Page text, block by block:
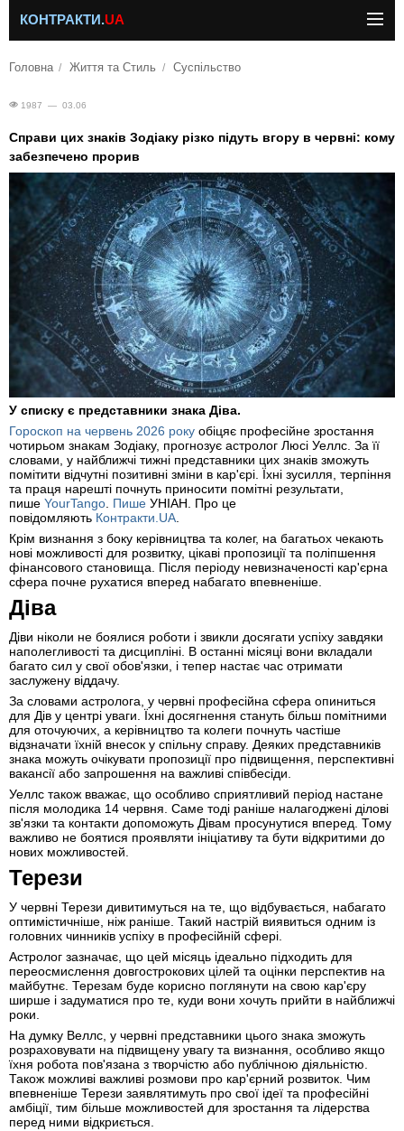
КОНТРАКТИ.UA
Головна Життя та Стиль Суспільство
1987 — 03.06
Справи цих знаків Зодіаку різко підуть вгору в червні: кому
забезпечено прорив
У списку є представники знака Діва.
Гороскоп на червень 2026 року обіцяє професійне зростання
чотирьом знакам Зодіаку, прогнозує астролог Люсі Уеллс. За її
словами, у найближчі тижні представники цих знаків зможуть
помітити відчутні позитивні зміни в кар'єрі. Їхні зусилля, терпіння
та праця нарешті почнуть приносити помітні результати,
пише YourTango Пише УНІАН. Про це
повідомляють Контракти.UA
Крім визнання з боку керівництва та колег, на багатьох чекають
нові можливості для розвитку, цікаві пропозиції та поліпшення
фінансового становища. Після періоду невизначеності кар'єрна
сфера почне рухатися вперед набагато впевненіше.
Діва
Діви ніколи не боялися роботи і звикли досягати успіху завдяки
наполегливості та дисципліні. В останні місяці вони вкладали
багато сил у свої обов'язки, і тепер настає час отримати
заслужену віддачу.
За словами астролога, у червні професійна сфера опиниться
для Дів у центрі уваги. Їхні досягнення стануть більш помітними
для оточуючих, а керівництво та колеги почнуть частіше
відзначати їхній внесок у спільну справу. Деяких представників
знака можуть очікувати пропозиції про підвищення, перспективні
вакансії або запрошення на важливі співбесіди.
Уеллс також вважає, що особливо сприятливий період настане
після молодика 14 червня. Саме тоді раніше налагоджені ділові
зв'язки та контакти допоможуть Дівам просунутися вперед. Тому
важливо не боятися проявляти ініціативу та бути відкритими до
нових можливостей.
Терези
У червні Терези дивитимуться на те, що відбувається, набагато
оптимістичніше, ніж раніше. Такий настрій виявиться одним із
головних чинників успіху в професійній сфері.
Астролог зазначає, що цей місяць ідеально підходить для
переосмислення довгострокових цілей та оцінки перспектив на
майбутнє. Терезам буде корисно поглянути на свою кар'єру
ширше і задуматися про те, куди вони хочуть прийти в найближчі
роки.
На думку Веллс, у червні представники цього знака зможуть
розраховувати на підвищену увагу та визнання, особливо якщо
їхня робота пов'язана з творчістю або публічною діяльністю.
Також можливі важливі розмови про кар'єрний розвиток. Чим
впевненіше Терези заявлятимуть про свої ідеї та професійні
амбіції, тим більше можливостей для зростання та лідерства
перед ними відкриється.